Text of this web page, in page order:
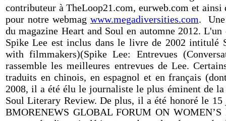
contributeur à TheLoop21.com, eurweb.com et
pour notre webmag www.megadiversities.com. Une
du magazine Heart and Soul en automne 2012.
Spike Lee est inclus dans le livre de 2002 intitulé
with filmmakers)(Spike Lee: Entrevues
rassemble les meilleures entrevues de Lee.
traduits en chinois, en espagnol et en français
2008, il a été élu le journaliste le plus éminent de
Soul Literary Review. De plus, il a été honoré le
BMORENEWS GLOBAL FORUM ON